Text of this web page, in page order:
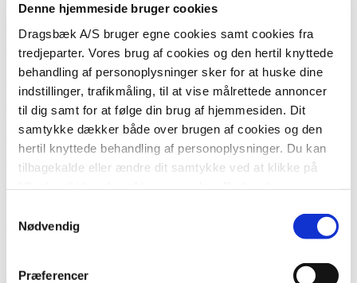
Denne hjemmeside bruger cookies
Dragsbæk A/S bruger egne cookies samt cookies fra
tredjeparter. Vores brug af cookies og den hertil knyttede
behandling af personoplysninger sker for at huske dine
indstillinger, trafikmåling, til at vise målrettede annoncer
til dig samt for at følge din brug af hjemmesiden. Dit
samtykke dækker både over brugen af cookies og den
hertil knyttede behandling af personoplysninger. Du kan
tilbagekalde eller ændre dit samtykke ved at klikke på
vores behandling af personoplysninger
Nødvendig
Præferencer
Øko Madlavning 8% 330ml
AMAOriginal 500 ml
AMAPerfekt til Stegning500 g
AMAPerfekt til Bagning200 g
AMALet250 g
AMA Perfekt til Madlavning 15%330 ml
AMAPerfekt til Madlavning 4%330 ml
AMA Perfekt til Madlavning 15%
Se flere produkter
AMA